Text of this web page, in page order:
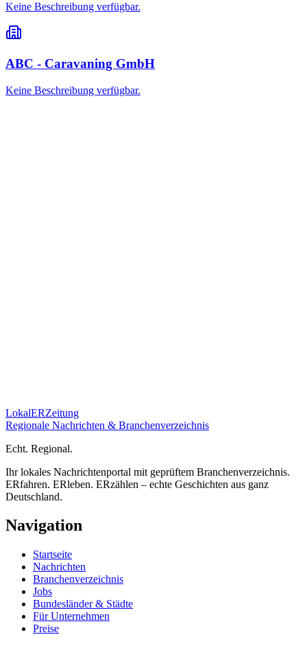
Keine Beschreibung verfügbar.
ABC - Caravaning GmbH
Keine Beschreibung verfügbar.
LokalERZeitung
Regionale Nachrichten & Branchenverzeichnis
Echt. Regional.
Ihr lokales Nachrichtenportal mit geprüftem Branchenverzeichnis.
ERfahren. ERleben. ERzählen – echte Geschichten aus ganz
Deutschland.
Navigation
Startseite
Nachrichten
Branchenverzeichnis
Jobs
Bundesländer & Städte
Für Unternehmen
Preise